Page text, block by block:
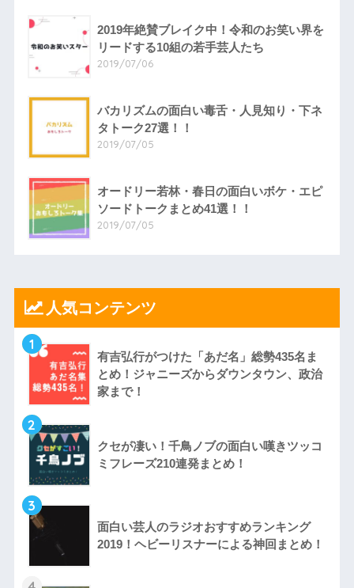
2019年絶賛ブレイク中！令和のお笑い界を
リードする10組の若手芸人たち
2019/07/06
バカリズムの面白い毒舌・人見知り・下ネ
タトーク27選！！
2019/07/05
オードリー若林・春日の面白いボケ・エピ
ソードトークまとめ41選！！
2019/07/05
人気コンテンツ
1
有吉弘行がつけた「あだ名」総勢435名ま
とめ！ジャニーズからダウンタウン、政治
家まで！
2
クセが凄い！千鳥ノブの面白い嘆きツッコ
ミフレーズ210連発まとめ！
3
面白い芸人のラジオおすすめランキング
2019！ヘビーリスナーによる神回まとめ！